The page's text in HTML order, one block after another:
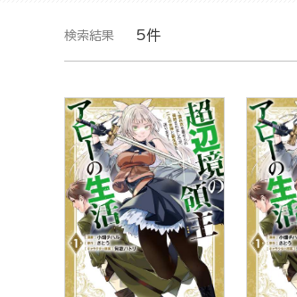
検索結果 5件